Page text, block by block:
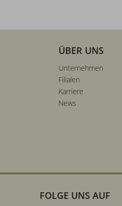
ÜBER UNS
Unternehmen
Filialen
Karriere
News
FOLGE UNS AUF